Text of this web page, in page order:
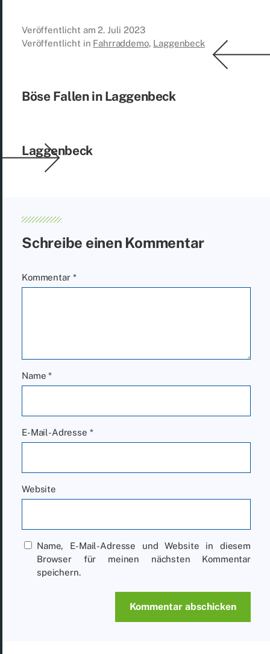
Veröffentlicht am 2. Juli 2023
Veröffentlicht in Fahrraddemo, Laggenbeck
Böse Fal­len in Lag­gen­beck
Lag­gen­beck
Schreibe einen Kommentar
Kommentar *
Name*
E-Mail-Adresse *
Website
Name, E-Mail-Adresse und Website in diesem
Browser für meinen nächsten Kommentar
speichern.